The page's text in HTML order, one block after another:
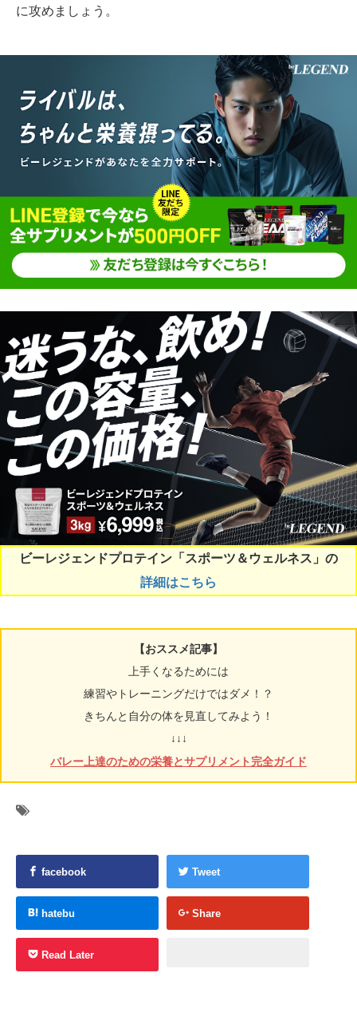
に攻めましょう。
ビーレジェンドプロテイン「スポーツ＆ウェルネス」の
詳細はこちら
【おススメ記事】
上手くなるためには
練習やトレーニングだけではダメ！？
きちんと自分の体を見直してみよう！
↓↓↓
バレー上達のための栄養とサプリメント完全ガイド
facebook Tweet
hatebu Share
Read Later